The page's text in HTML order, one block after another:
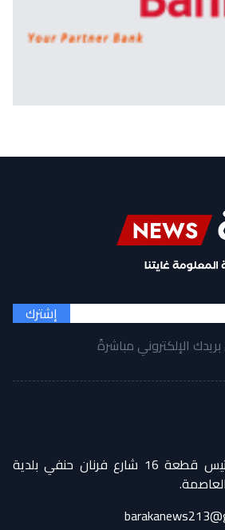
إشترك
بريدك الإلكتروني مباشرةً
حي كورتيس قطعة 16 شارع فرنان حنفي بلدية